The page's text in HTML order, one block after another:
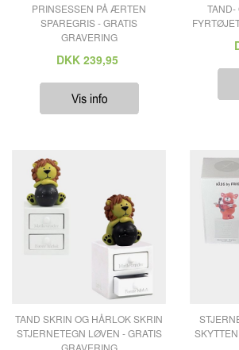
PRINSESSEN PÅ ÆRTEN
SPAREGRIS - GRATIS
GRAVERING
DKK 239,95
TAND-
TAND SKRIN OG HÅRLOK SKRIN
STJERNETEGN LØVEN - GRATIS
GRAVERING